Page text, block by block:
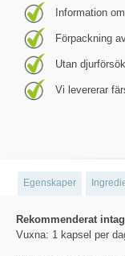
Information
Förpackning
Utan djurförsök
Vi levererar
Egenskaper
Rekommenderat
Vuxna: 1 kapsel per